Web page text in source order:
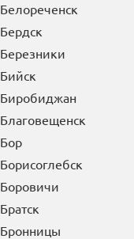
Белореченск
Бердск
Березники
Бийск
Биробиджан
Благовещенск
Бор
Борисоглебск
Боровичи
Братск
Бронницы